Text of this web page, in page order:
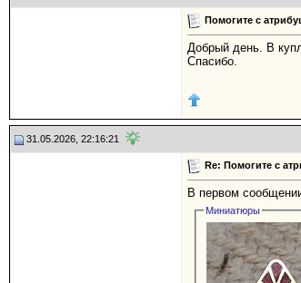
Помогите с
Добрый день. В
Спасибо.
31.05.2026, 22:16:21
Re: Помогите с
В первом
Миниатюры